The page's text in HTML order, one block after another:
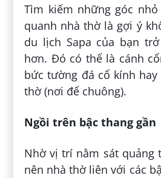
Tìm kiếm những góc
quanh nhà thờ là gợi ý
du lịch Sapa của bạn
hơn. Đó có thể là cánh
bức tường đá cổ kính
thờ (nơi để chuông).
Ngồi trên bậc thang gần
Nhờ vị trí nằm sát quảng
nên nhà thờ liên với các